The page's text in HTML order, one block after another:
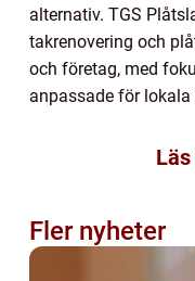
alternativ. TGS
takrenovering och
och företag, med
anpassade för
Fler nyheter